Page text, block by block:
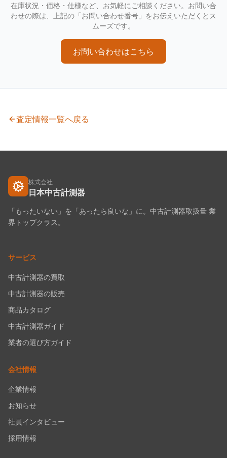
在庫状況・価格・仕様など、お気軽にご相談ください。お問い合
わせの際は、上記の「お問い合わせ番号」をお伝えいただくとス
ムーズです。
お問い合わせはこちら
査定情報一覧へ戻る
株式会社
日本中古計測器
「もったいない」を「あったら良いな」に。中古計測器取扱量 業
界トップクラス。
サービス
中古計測器の買取
中古計測器の販売
商品カタログ
中古計測器ガイド
業者の選び方ガイド
会社情報
企業情報
お知らせ
社員インタビュー
採用情報